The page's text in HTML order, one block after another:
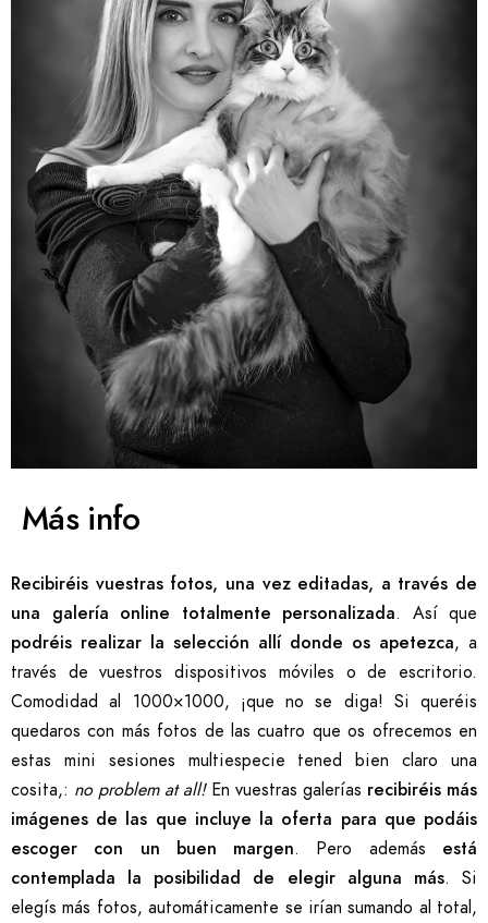
Más info
Recibiréis vuestras fotos, una vez editadas, a través de
una galería online totalmente personalizada. Así que
podréis realizar la selección allí donde os apetezca, a
través de vuestros dispositivos móviles o de escritorio.
Comodidad al 1000×1000, ¡que no se diga! Si queréis
quedaros con más fotos de las cuatro que os ofrecemos en
estas mini sesiones multiespecie tened bien claro una
cosita,: no problem at all!En vuestras galerías recibiréis más
imágenes de las que incluye la oferta para que podáis
escoger con un buen margen. Pero además está
contemplada la posibilidad de elegir alguna más. Si
elegís más fotos, automáticamente se irían sumando al total,